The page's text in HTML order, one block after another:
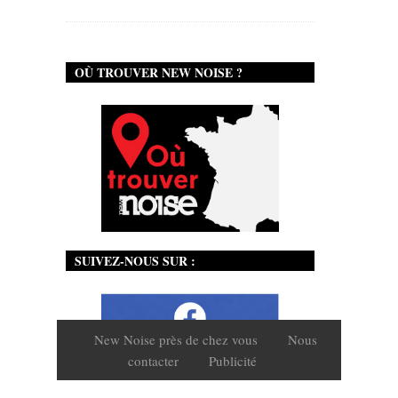
OÙ TROUVER NEW NOISE ?
SUIVEZ-NOUS SUR :
New Noise près de chez vous
Nous
contacter
Publicité